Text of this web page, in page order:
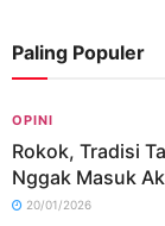
Paling Populer
OPINI
Rokok, Tradisi
Nggak Masuk
20/01/2026